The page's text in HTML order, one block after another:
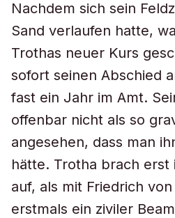
Nachdem sich sein
Sand verlaufen hatte,
Trothas neuer Kurs
sofort seinen Abschied
fast ein Jahr im Amt.
offenbar nicht als so
angesehen, dass man
hätte. Trotha brach erst
auf, als mit Friedrich
erstmals ein ziviler